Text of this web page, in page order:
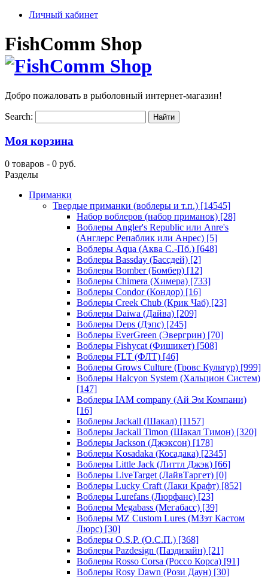
Личный кабинет
FishComm Shop
Добро пожаловать в рыболовный интернет-магазин!
Search:
Моя корзина
0 товаров - 0 руб.
Разделы
Приманки
Твердые приманки (воблеры и т.п.) [14545]
Набор воблеров (набор приманок) [28]
Воблеры Angler's Republic или Anre's
(Англерс Репаблик или Анрес) [5]
Воблеры Aqua (Аква С.-Пб.) [648]
Воблеры Bassday (Бассдей) [2]
Воблеры Bomber (Бомбер) [12]
Воблеры Chimera (Химера) [733]
Воблеры Condor (Кондор) [16]
Воблеры Creek Chub (Крик Чаб) [23]
Воблеры Daiwa (Дайва) [209]
Воблеры Deps (Дэпс) [245]
Воблеры EverGreen (Эвергрин) [70]
Воблеры Fishycat (Фишикет) [508]
Воблеры FLT (ФЛТ) [46]
Воблеры Grows Culture (Гровс Культур) [999]
Воблеры Halcyon System (Хальцион Систем)
[147]
Воблеры IAM company (Ай Эм Компани)
[16]
Воблеры Jackall (Шакал) [1157]
Воблеры Jackall Timon (Шакал Тимон) [320]
Воблеры Jackson (Джэксон) [178]
Воблеры Kosadaka (Косадака) [2345]
Воблеры Little Jack (Литтл Джэк) [66]
Воблеры LiveTarget (ЛайвТаргет) [0]
Воблеры Lucky Craft (Лаки Крафт) [852]
Воблеры Lurefans (Люрфанс) [23]
Воблеры Megabass (Мегабасс) [39]
Воблеры MZ Custom Lures (МЗэт Кастом
Люрс) [30]
Воблеры O.S.P. (О.С.П.) [368]
Воблеры Pazdesign (Паздизайн) [21]
Воблеры Rosso Corsa (Россо Корса) [91]
Воблеры Rosy Dawn (Рози Даун) [30]